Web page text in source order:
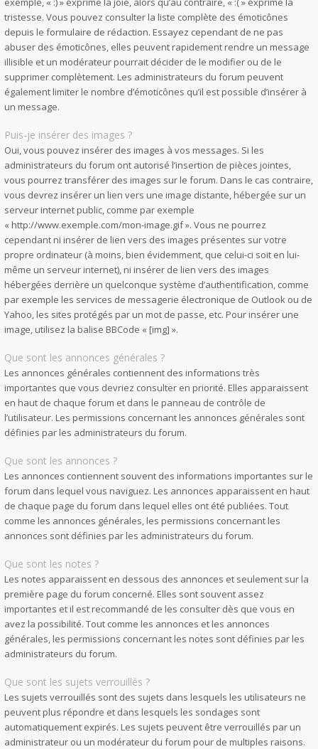
tristesse. Vous pouvez consulter la liste complète des émoticônes
depuis le formulaire de rédaction. Essayez cependant de ne pas
abuser des émoticônes, elles peuvent rapidement rendre un message
illisible et un modérateur pourrait décider de le modifier ou de le
supprimer complètement. Les administrateurs du forum peuvent
également limiter le nombre d’émoticônes qu’il est possible d’insérer à
un message.
Puis-je insérer des images ?
Oui, vous pouvez insérer des images à vos messages. Si les
administrateurs du forum ont autorisé l’insertion de pièces jointes,
vous pourrez transférer des images sur le forum. Dans le cas contraire,
vous devrez insérer un lien vers une image distante, hébergée sur un
serveur internet public, comme par exemple
« http://www.exemple.com/mon-image.gif ». Vous ne pourrez
cependant ni insérer de lien vers des images présentes sur votre
propre ordinateur (à moins, bien évidemment, que celui-ci soit en lui-
même un serveur internet), ni insérer de lien vers des images
hébergées derrière un quelconque système d’authentification, comme
par exemple les services de messagerie électronique de Outlook ou de
Yahoo, les sites protégés par un mot de passe, etc. Pour insérer une
image, utilisez la balise BBCode « [img] ».
Que sont les annonces générales ?
Les annonces générales contiennent des informations très
importantes que vous devriez consulter en priorité. Elles apparaissent
en haut de chaque forum et dans le panneau de contrôle de
l’utilisateur. Les permissions concernant les annonces générales sont
définies par les administrateurs du forum.
Que sont les annonces ?
Les annonces contiennent souvent des informations importantes sur le
forum dans lequel vous naviguez. Les annonces apparaissent en haut
de chaque page du forum dans lequel elles ont été publiées. Tout
comme les annonces générales, les permissions concernant les
annonces sont définies par les administrateurs du forum.
Que sont les notes ?
Les notes apparaissent en dessous des annonces et seulement sur la
première page du forum concerné. Elles sont souvent assez
importantes et il est recommandé de les consulter dès que vous en
avez la possibilité. Tout comme les annonces et les annonces
générales, les permissions concernant les notes sont définies par les
administrateurs du forum.
Que sont les sujets verrouillés ?
Les sujets verrouillés sont des sujets dans lesquels les utilisateurs ne
peuvent plus répondre et dans lesquels les sondages sont
automatiquement expirés. Les sujets peuvent être verrouillés par un
administrateur ou un modérateur du forum pour de multiples raisons.